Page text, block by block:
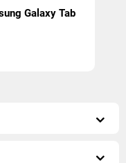
Galaxy Tab